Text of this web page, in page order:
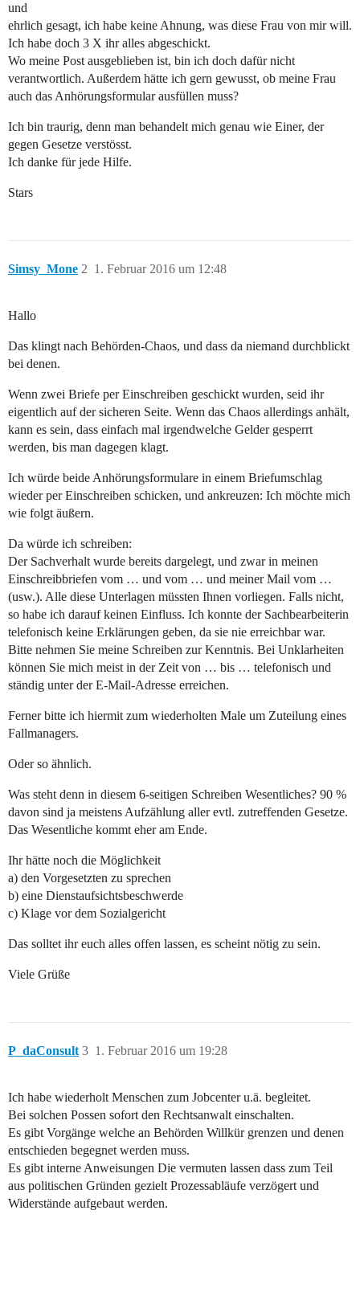
und
ehrlich gesagt, ich habe keine Ahnung, was diese Frau von mir will.
Ich habe doch 3 X ihr alles abgeschickt.
Wo meine Post ausgeblieben ist, bin ich doch dafür nicht
verantwortlich. Außerdem hätte ich gern gewusst, ob meine Frau
auch das Anhörungsformular ausfüllen muss?
Ich bin traurig, denn man behandelt mich genau wie Einer, der
gegen Gesetze verstösst.
Ich danke für jede Hilfe.
Stars
Simsy_Mone 1. Februar 2016 um 12:48
2
Hallo
Das klingt nach Behörden-Chaos, und dass da niemand durchblickt
bei denen.
Wenn zwei Briefe per Einschreiben geschickt wurden, seid ihr
eigentlich auf der sicheren Seite. Wenn das Chaos allerdings anhält,
kann es sein, dass einfach mal irgendwelche Gelder gesperrt
werden, bis man dagegen klagt.
Ich würde beide Anhörungsformulare in einem Briefumschlag
wieder per Einschreiben schicken, und ankreuzen: Ich möchte mich
wie folgt äußern.
Da würde ich schreiben:
Der Sachverhalt wurde bereits dargelegt, und zwar in meinen
Einschreibbriefen vom … und vom … und meiner Mail vom …
(usw.). Alle diese Unterlagen müssten Ihnen vorliegen. Falls nicht,
so habe ich darauf keinen Einfluss. Ich konnte der Sachbearbeiterin
telefonisch keine Erklärungen geben, da sie nie erreichbar war.
Bitte nehmen Sie meine Schreiben zur Kenntnis. Bei Unklarheiten
können Sie mich meist in der Zeit von … bis … telefonisch und
ständig unter der E-Mail-Adresse erreichen.
Ferner bitte ich hiermit zum wiederholten Male um Zuteilung eines
Fallmanagers.
Oder so ähnlich.
Was steht denn in diesem 6-seitigen Schreiben Wesentliches? 90 %
davon sind ja meistens Aufzählung aller evtl. zutreffenden Gesetze.
Das Wesentliche kommt eher am Ende.
Ihr hätte noch die Möglichkeit
a) den Vorgesetzten zu sprechen
b) eine Dienstaufsichtsbeschwerde
c) Klage vor dem Sozialgericht
Das solltet ihr euch alles offen lassen, es scheint nötig zu sein.
Viele Grüße
P_daConsult 1. Februar 2016 um 19:28
3
Ich habe wiederholt Menschen zum Jobcenter u.ä. begleitet.
Bei solchen Possen sofort den Rechtsanwalt einschalten.
Es gibt Vorgänge welche an Behörden Willkür grenzen und denen
entschieden begegnet werden muss.
Es gibt interne Anweisungen Die vermuten lassen dass zum Teil
aus politischen Gründen gezielt Prozessabläufe verzögert und
Widerstände aufgebaut werden.